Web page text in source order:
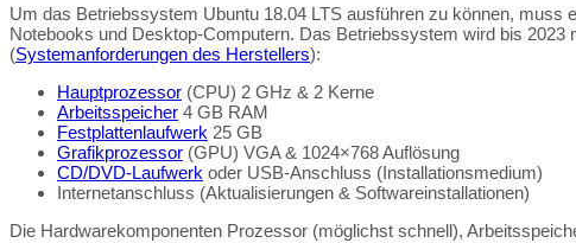
Um das Betriebssystem Ubuntu 18.04 LTS ausführen zu können, muss
Notebooks und Desktop-Computern. Das Betriebssystem wird bis
(Systemanforderungen des Herstellers):
Hauptprozessor (CPU) 2 GHz & 2 Kerne
Arbeitsspeicher 4 GB RAM
Festplattenlaufwerk 25 GB
Grafikprozessor (GPU) VGA & 1024×768 Auflösung
CD/DVD-Laufwerk oder USB-Anschluss (Installationsmedium)
Internetanschluss (Aktualisierungen & Softwareinstallationen)
Die Hardwarekomponenten Prozessor (möglichst schnell),